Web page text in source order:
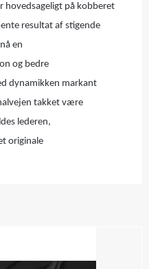
hovedsageligt på kobberet
resultat af stigende
en
og bedre
dynamikken markant
takket være
lederen,
originale